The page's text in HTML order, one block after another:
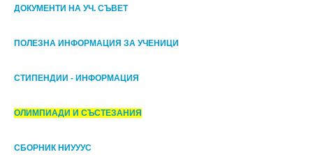
ДОКУМЕНТИ НА УЧ. СЪВЕТ
ПОЛЕЗНА ИНФОРМАЦИЯ ЗА УЧЕНИЦИ
СТИПЕНДИИ - ИНФОРМАЦИЯ
ОЛИМПИАДИ И СЪСТЕЗАНИЯ
СБОРНИК НИУУУС